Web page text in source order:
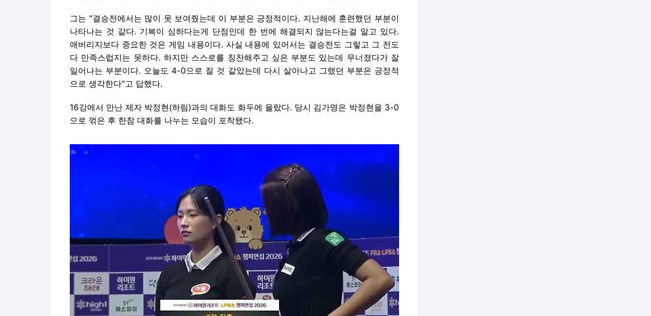
그는 "결승전에서는 많이 못 보여줬는데 이 부분은 긍정적이다. 지난해에 훈련했던 부분이
나타나는 것 같다. 기복이 심하다는게 단점인데 한 번에 해결되지 않는다는걸 알고 있다.
애버리지보다 중요한 것은 게임 내용이다. 사실 내용에 있어서는 결승전도 그렇고 그 전도
다 만족스럽지는 못하다. 하지만 스스로를 칭찬해주고 싶은 부분도 있는데 무너졌다가 잘
일어나는 부분이다. 오늘도 4-0으로 질 것 같았는데 다시 살아나고 그랬던 부분은 긍정적
으로 생각한다"고 답했다.
16강에서 만난 제자 박정현(하림)과의 대화도 화두에 올랐다. 당시 김가영은 박정현을 3-0
으로 꺾은 후 한참 대화를 나누는 모습이 포착됐다.